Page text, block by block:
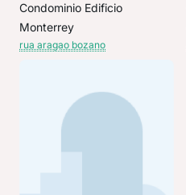
Condominio Edificio
Monterrey
rua aragao bozano